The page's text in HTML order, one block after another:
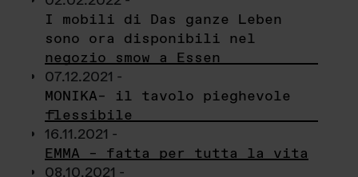
I mobili di Das ganze Leben
sono ora disponibili nel
negozio smow a Essen
07.12.2021 -
MONIKA– il tavolo pieghevole
flessibile
16.11.2021 -
EMMA – fatta per tutta la vita
08.10.2021 -